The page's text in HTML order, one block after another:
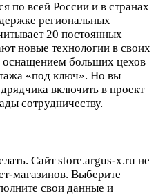
по всей России и в странах
региональных
20 постоянных
новые технологии в своих
больших цехов
«под ключ». Но вы
включить в проект
сотрудничеству.
Сайт store.argus-x.ru не
магазинов. Выберите
свои данные и